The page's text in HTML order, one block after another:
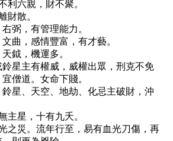
利六親，財不聚。
財散。
弼，有管理能力。
曲，感情豐富，有才藝。
鉞，機運多。
星主有權威，威權出眾，刑克不免
宜僧道。女命下賤。
星、天空、地劫、化忌主破財，沖
主星，十有九夭。
之災。流年行至，易有血光刀傷，再